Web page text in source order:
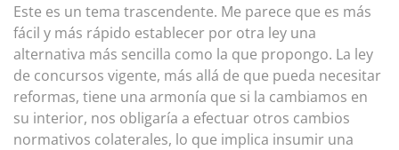
Este es un tema trascendente. Me parece que es más
fácil y más rápido establecer por otra ley una
alternativa más sencilla como la que propongo. La ley
de concursos vigente, más allá de que pueda necesitar
reformas, tiene una armonía que si la cambiamos en
su interior, nos obligaría a efectuar otros cambios
normativos colaterales, lo que implica insumir una